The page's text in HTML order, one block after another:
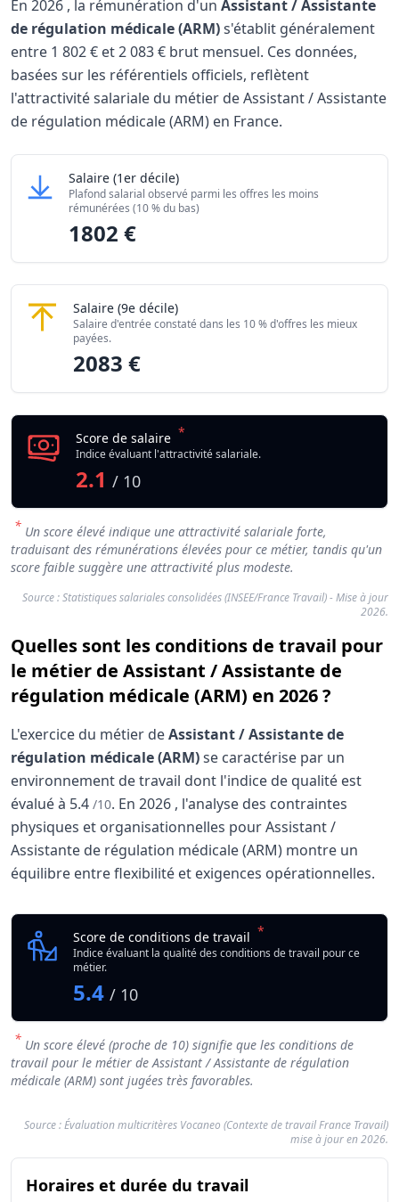
En 2026 , la rémunération d'un Assistant / Assistante
de régulation médicale (ARM)s'établit généralement
entre 1 802 € et2 083 € brut mensuel. Ces données,
basées sur les référentiels officiels, reflètent
l'attractivité salariale du métier de Assistant / Assistante
de régulation médicale (ARM) en France.
Grille salariale Assistant / Assistante de régulation
Niveau de salaire (Déciles)
Salaire minimum (10% les moins rémunérés)
Salaire maximum (10% les mieux rémunérés)
Salaire Assistant / Assistante de régulation médicale
(1er décile)
Plafond salarial observé parmi les offres les moins
rémunérées (10 % du bas)
1802 €
Salaire Assistant / Assistante de régulation médicale
(9e décile)
Salaire d'entrée constaté dans les 10 % d'offres les mieux
payées.
2083 €
Score de salaire *
Indice évaluant l'attractivité salariale.
2.1 / 10
* Un score élevé indique une attractivité salariale forte,
traduisant des rémunérations élevées pour ce métier, tandis qu'un
score faible suggère une attractivité plus modeste.
Source : Statistiques salariales consolidées (INSEE/France Travail) - Mise à jour
2026.
Quelles sont les conditions de travail pour
le métier de Assistant / Assistante de
régulation médicale (ARM) en 2026 ?
L'exercice du métier deAssistant / Assistante de
régulation médicale (ARM)se caractérise par un
environnement de travail dont l'indice de qualité est
évalué à 5.4 /10. En 2026 , l'analyse des contraintes
physiques et organisationnelles pour Assistant /
Assistante de régulation médicale (ARM) montre un
équilibre entre flexibilité et exigences opérationnelles.
Analyse des conditions de travail : Assistant /
Qualité globale de l'environnement Assistant /
Score de conditions de travail *
Indice évaluant la qualité des conditions de travail pour ce
métier.
5.4 / 10
* Un score élevé (proche de 10) signifie que les conditions de
travail pour le métier de Assistant / Assistante de régulation
médicale (ARM) sont jugées très favorables.
Source : Évaluation multicritères Vocaneo (Contexte de travail France Travail)
mise à jour en 2026.
Résumé des conditions d'exercice :
Catégorie
Horaires et durée du travaildu métier